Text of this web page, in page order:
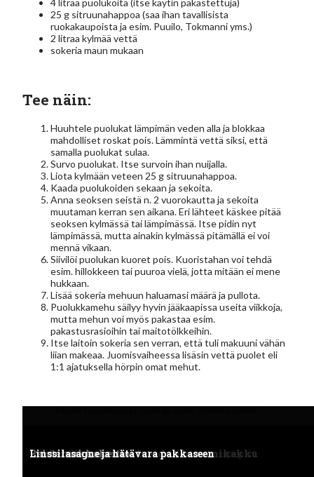
4 litraa puolukoita (itse käytin pakastettuja)
25 g sitruunahappoa (saa ihan tavallisista
ruokakaupoista ja esim. Puuilo, Tokmanni yms.)
2 litraa kylmää vettä
sokeria maun mukaan
Tee näin:
Huuhtele puolukat lämpimän veden alla ja blokkaa
mahdolliset roskat pois. Lämmintä vettä siksi, että
samalla puolukat sulaa.
Survo puolukat. Itse survoin ihan nuijalla.
Liota kylmään veteen 25 g sitruunahappoa.
Kaada puolukoiden sekaan ja sekoita.
Anna seoksen seistä n. 2 vuorokautta ja sekoita
muutaman kerran sen aikana. Eri lähteet käskee pitää
seoksen kylmässä tai lämpimässä. Itse pidin nyt
lämpimässä, mutta ainakin kylmässä pitämällä ei voi
mennä vikaan.
Siivilöi puolukan kuoret pois. Kuoristahan voi tehdä
esim. hillokkeen tai puuroa vielä, jotta mitään ei mene
hukkaan.
Lisää sokeria mehuun haluamasi määrä ja pullota.
Puolukkamehu säilyy hyvin jääkaapissa useita viikkoja,
mutta mehun voi myös pakastaa esim.
pakastusrasioihin tai maitotölkkeihin.
Itse laitoin sokeria sen verran, että tuli makuuni vähän
liian makeaa. Juomisvaiheessa lisäsin vettä puolet eli
1:1 ajatuksella hörpin omat mehut.
Kippis heinäkuulle! Sulle ja mulle. Meille kaikille!
kuka hoitaa?
vegaanisena)
Vegaani tuorejuustokakku jouluun
Myskikurpitsa-feta-pasta
Millaista luomuviljely on Suomessa
Puolukkatuoremehu pakastepuolukoista
Meidän perheen parhaat kasvisruokareseptit
Pähkinäinen banana bread eli banaanikakku
Palsternakkakeitto
Linssilasagne ja hätävara pakkaseen
kuka hoitaa?
vegaanisena)
Vegaani tuorejuustokakku jouluun
Myskikurpitsa-feta-pasta
Millaista luomuviljely on Suomessa
Puolukkatuoremehu pakastepuolukoista
Meidän perheen parhaat kasvisruokareseptit
Pähkinäinen banana bread eli banaanikakku
Palsternakkakeitto
Linssilasagne ja hätävara pakkaseen